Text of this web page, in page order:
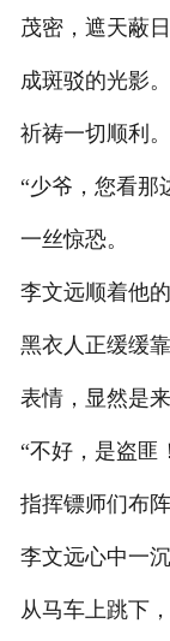
茂密，遮天蔽
成斑驳的光影
祈祷一切顺利。
“少爷，您看那
一丝惊恐。
李文远顺着他
黑衣人正缓缓
表情，显然是来
“不好，是盗匪
指挥镖师们布阵
李文远心中一
从马车上跳下